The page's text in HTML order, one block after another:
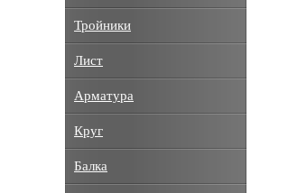
Тройники
Лист
Арматура
Круг
Балка